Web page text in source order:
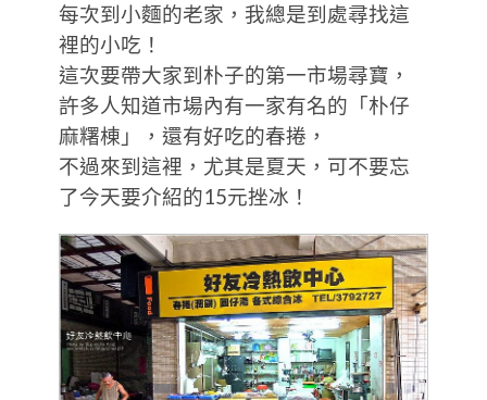
每次到小麵的老家，我總是到處尋找這
裡的小吃！
這次要帶大家到朴子的第一市場尋寶，
許多人知道市場內有一家有名的「朴仔
麻糬棟」，還有好吃的春捲，
不過來到這裡，尤其是夏天，可不要忘
了今天要介紹的15元挫冰！